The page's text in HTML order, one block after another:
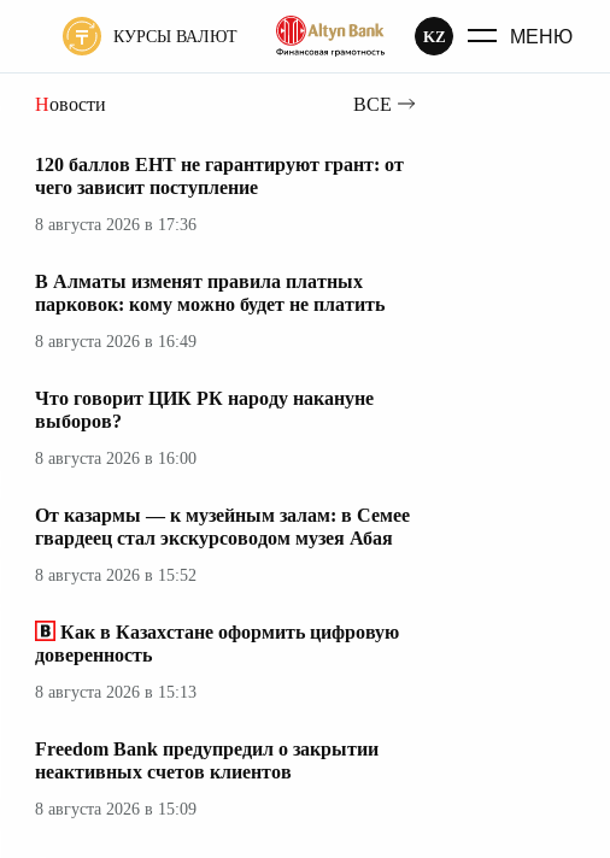
КУРСЫ ВАЛЮТ KZ МЕНЮ
Новости ВСЕ
120 баллов ЕНТ не гарантируют грант: от
чего зависит поступление
8 августа 2026 в 17:36
В Алматы изменят правила платных
парковок: кому можно будет не платить
8 августа 2026 в 16:49
Что говорит ЦИК РК народу накануне
выборов?
8 августа 2026 в 16:00
От казармы — к музейным залам: в Семее
гвардеец стал экскурсоводом музея Абая
8 августа 2026 в 15:52
Как в Казахстане оформить цифровую
доверенность
8 августа 2026 в 15:13
Freedom Bank предупредил о закрытии
неактивных счетов клиентов
8 августа 2026 в 15:09